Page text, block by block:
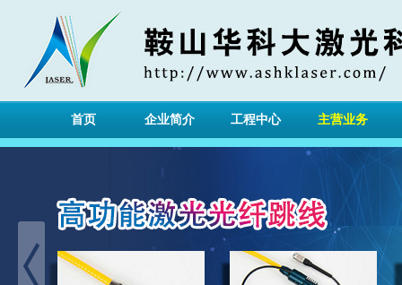
首页 企业简介 工程中心 主营业务